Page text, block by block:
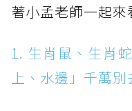
著小孟老師一起來
1. 生肖鼠、生肖
上、水邊」千萬別